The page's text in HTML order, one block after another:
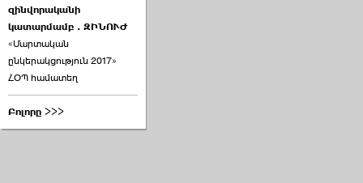
զինվորականի
կատարմամբ . ԶԻՆՈՒԺ
«Մարտական
ընկերակցություն 2017»
ՀՕՊ համատեղ
Բոլորը >>>